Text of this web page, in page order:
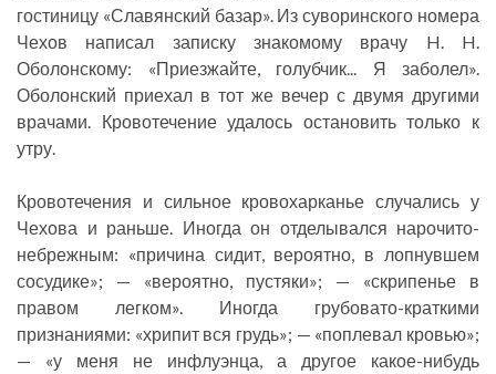
гостиницу «Славянский базар». Из суворинского номера
Чехов написал записку знакомому врачу H. H.
Оболонскому: «Приезжайте, голубчик... Я заболел».
Оболонский приехал в тот же вечер с двумя другими
врачами. Кровотечение удалось остановить только к
утру.
Кровотечения и сильное кровохарканье случались у
Чехова и раньше. Иногда он отделывался нарочито-
небрежным: «причина сидит, вероятно, в лопнувшем
сосудике»; — «вероятно, пустяки»; — «скрипенье в
правом легком». Иногда грубовато-краткими
признаниями: «хрипит вся грудь»; — «поплевал кровью»;
— «у меня не инфлуэнца, а другое какое-нибудь